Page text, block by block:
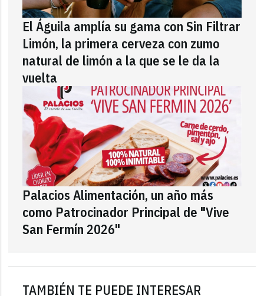
El Águila amplía su gama con Sin Filtrar
Limón, la primera cerveza con zumo
natural de limón a la que se le da la
vuelta
Palacios Alimentación, un año más
como Patrocinador Principal de "Vive
San Fermín 2026"
TAMBIÉN TE PUEDE INTERESAR